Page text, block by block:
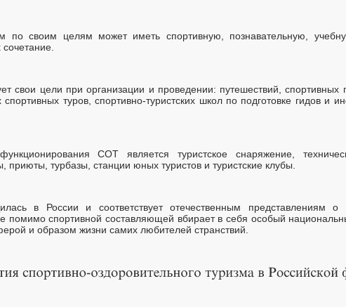
по своим целям может иметь спортивную, познавательную,
свои цели при организации и проведении: путешествий, спортивных
туров, спортивно-туристских школ по подготовке гидов и
СОТ является туристское снаряжение,
приюты, турбазы, станции юных туристов и туристские клубы.
в России и соответствует отечественным представлениям о
помимо спортивной составляющей вбирает в себя особый
и образом жизни самих любителей странствий.